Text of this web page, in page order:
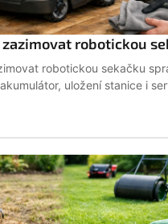
zazimovat robotickou
robotickou sekačku
uložení stanice i